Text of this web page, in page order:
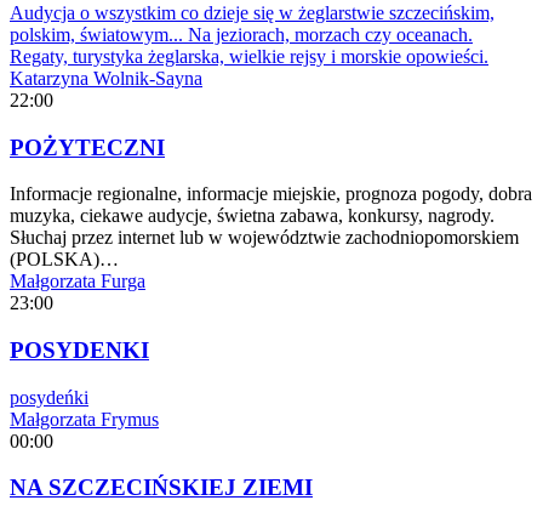
Audycja o wszystkim co dzieje się w żeglarstwie szczecińskim,
polskim, światowym... Na jeziorach, morzach czy oceanach.
Regaty, turystyka żeglarska, wielkie rejsy i morskie opowieści.
Katarzyna Wolnik-Sayna
22:00
POŻYTECZNI
Informacje regionalne, informacje miejskie, prognoza pogody, dobra
muzyka, ciekawe audycje, świetna zabawa, konkursy, nagrody.
Słuchaj przez internet lub w województwie zachodniopomorskiem
(POLSKA)…
Małgorzata Furga
23:00
POSYDENKI
posydeńki
Małgorzata Frymus
00:00
NA SZCZECIŃSKIEJ ZIEMI